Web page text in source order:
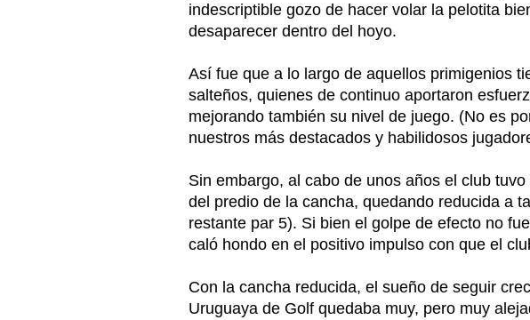
indescriptible gozo de hacer volar la pelotita
desaparecer dentro del hoyo.
Así fue que a lo largo de aquellos primigenios
salteños, quienes de continuo aportaron
mejorando también su nivel de juego. (No es
nuestros más destacados y habilidosos
Sin embargo, al cabo de unos años el club
del predio de la cancha, quedando reducida a
restante par 5). Si bien el golpe de efecto no
caló hondo en el positivo impulso con que el
Con la cancha reducida, el sueño de seguir
Uruguaya de Golf quedaba muy, pero muy